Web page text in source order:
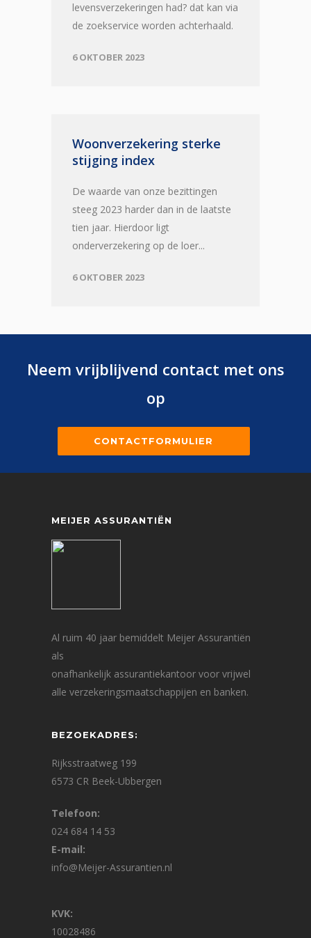
levensverzekeringen had? dat kan via
de zoekservice worden achterhaald.
6 OKTOBER 2023
Woonverzekering sterke
stijging index
De waarde van onze bezittingen
steeg 2023 harder dan in de laatste
tien jaar. Hierdoor ligt
onderverzekering op de loer...
6 OKTOBER 2023
Neem vrijblijvend contact met ons
op
CONTACTFORMULIER
MEIJER ASSURANTIËN
Al ruim 40 jaar bemiddelt Meijer Assurantiën
als
onafhankelijk assurantiekantoor voor vrijwel
alle verzekeringsmaatschappijen en banken.
BEZOEKADRES:
Rijksstraatweg 199
6573 CR Beek-Ubbergen
Telefoon:
024 684 14 53
E-mail:
info@Meijer-Assurantien.nl
KVK:
10028486